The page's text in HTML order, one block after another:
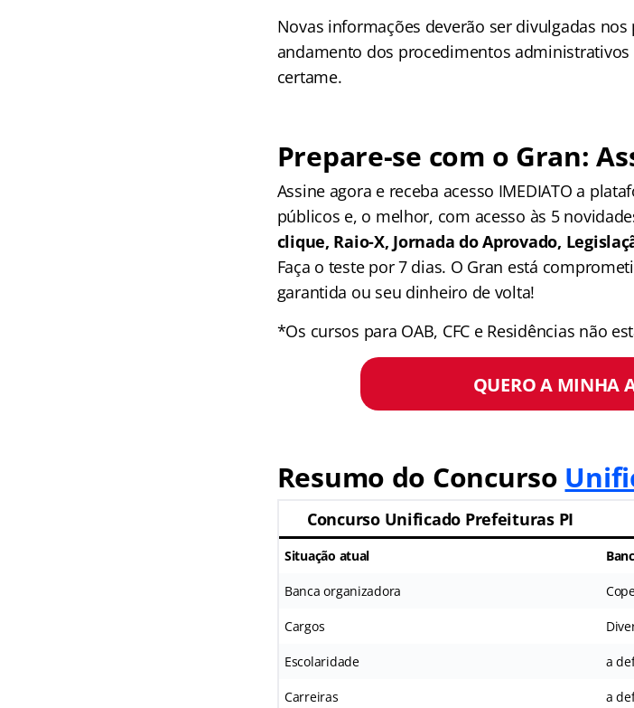
Novas informações deverão ser divulgadas
andamento dos procedimentos administrativos
certame.
Prepare-se com o Gran:
Assine agora e receba acesso IMEDIATO a
públicos e, o melhor, com acesso às 5
clique, Raio-X, Jornada do Aprovado,
Faça o teste por 7 dias. O Gran está
garantida ou seu dinheiro de volta!
*Os cursos para OAB, CFC e Residências não
QUERO A MINHA
Resumo do Concurso
Concurso Unificado Prefeituras PI
Situação atual
Banca organizadora
Cargos
Escolaridade a
Carreiras a